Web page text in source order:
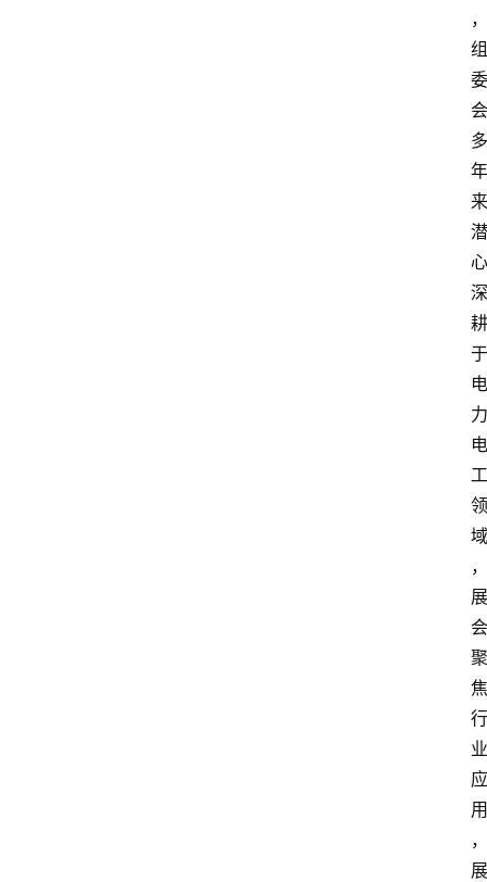
，
组
委
会
多
年
来
潜
心
深
耕
于
电
力
电
工
领
域
，
展
会
聚
焦
行
业
应
用
，
展